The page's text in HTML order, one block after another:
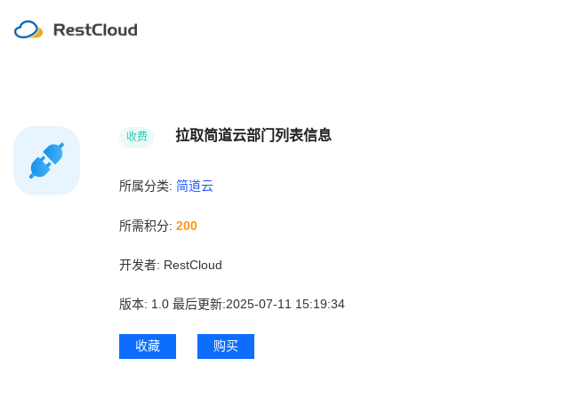
收费 拉取简道云部门列表信息
所属分类:简道云
所需积分:200
开发者: RestCloud
版本: 1.0 最后更新:2025-07-11 15:19:34
收藏 购买